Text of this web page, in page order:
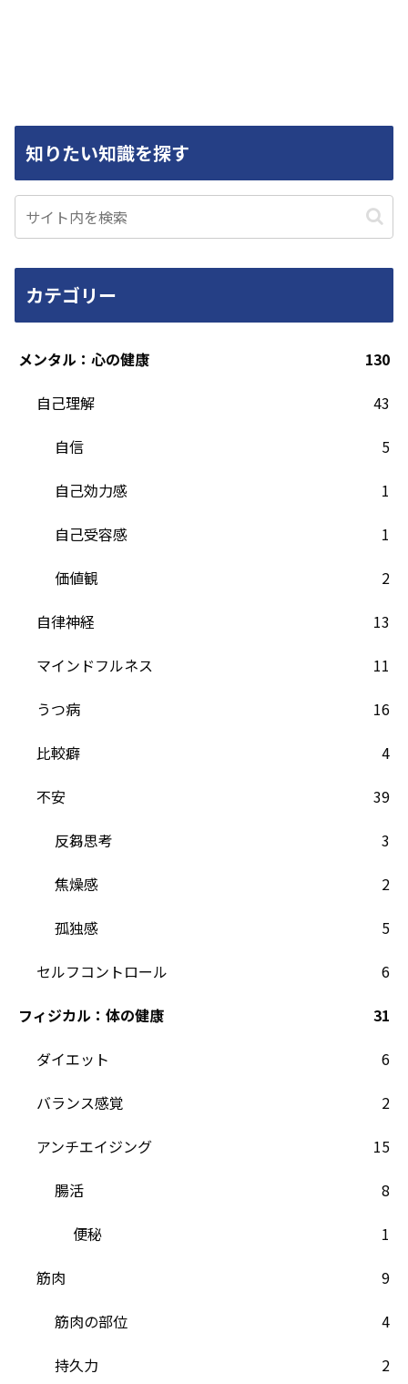
知りたい知識を探す
カテゴリー
メンタル：心の健康
130
自己理解
43
自信
5
自己効力感
1
自己受容感
1
価値観
2
自律神経
13
マインドフルネス
11
うつ病
16
比較癖
4
不安
39
反芻思考
3
焦燥感
2
孤独感
5
セルフコントロール
6
フィジカル：体の健康
31
ダイエット
6
バランス感覚
2
アンチエイジング
15
腸活
8
便秘
1
筋肉
9
筋肉の部位
4
持久力
2